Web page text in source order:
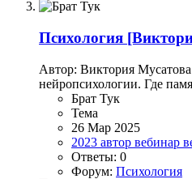
Психология
Автор: Виктория
нейропсихологии. Где
Брат Тук
Тема
26 Мар 2025
2023 автор вебинар
Ответы: 0
Форум: Психология